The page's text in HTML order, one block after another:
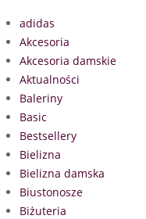
adidas
Akcesoria
Akcesoria damskie
Aktualności
Baleriny
Basic
Bestsellery
Bielizna
Bielizna damska
Biustonosze
Biżuteria